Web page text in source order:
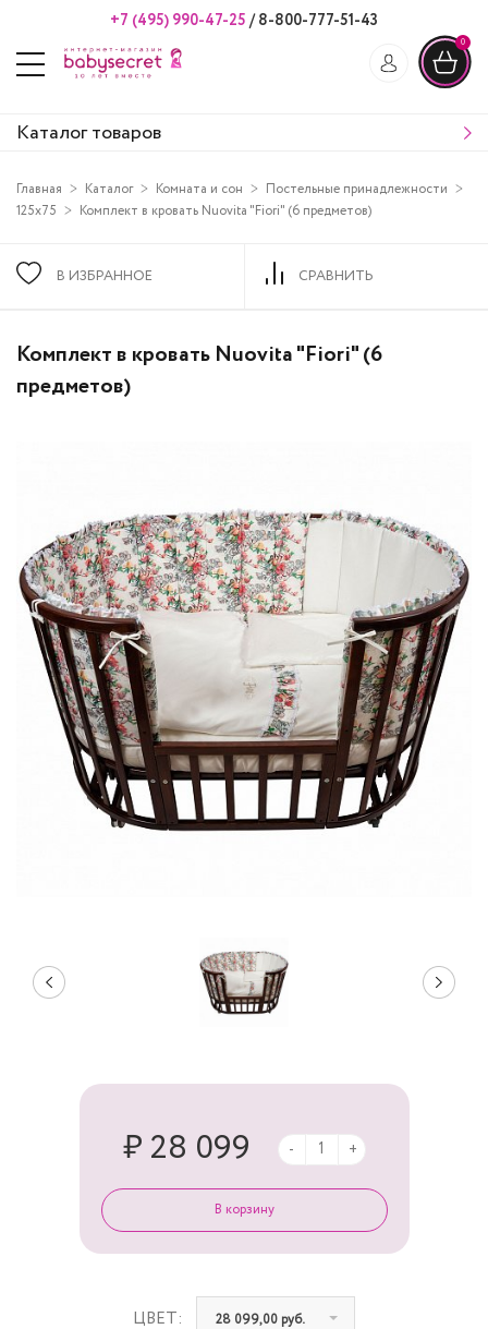
+7 (495) 990-47-25 /8-800-777-51-43
0
Каталог товаров
Главная Каталог Комната и сон
Постельные принадлежности
125х75
Комплект в кровать Nuovita "Fiori" (6 предметов)
В ИЗБРАННОЕ СРАВНИТЬ
Комплект в кровать Nuovita "Fiori" (6
предметов)
ЦВЕТ: 28 099,00 руб.
₽ 28 099 - +